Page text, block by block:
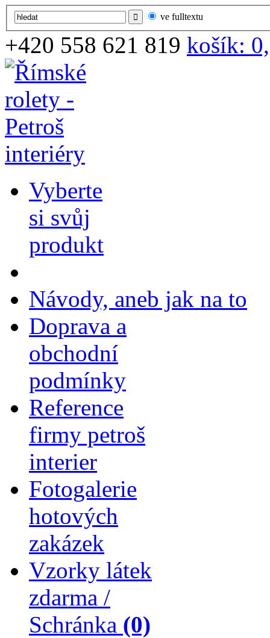
ve fulltextu
+420 558 621 819 košík:
Vyberte
si svůj
produkt
Návody, aneb jak na to
Doprava a
obchodní
podmínky
Reference
firmy petroš
interier
Fotogalerie
hotových
zakázek
Vzorky látek
zdarma /
Schránka (0)